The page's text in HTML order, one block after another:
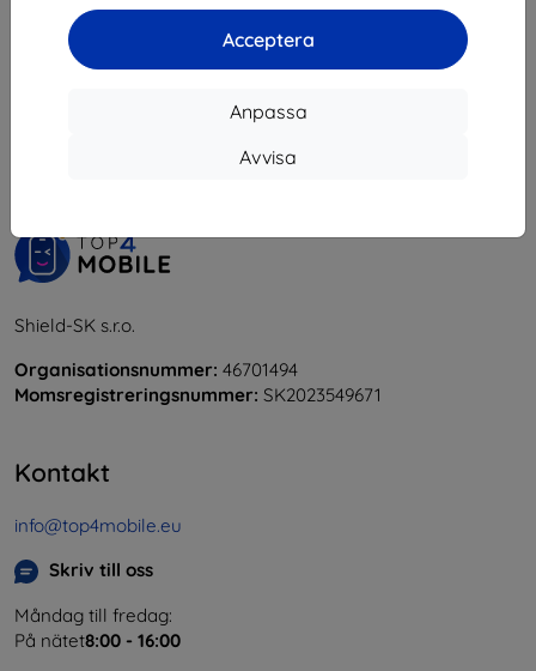
Acceptera
Anpassa
Avvisa
Shield-SK s.r.o.
Organisationsnummer: 46701494
Momsregistreringsnummer: SK2023549671
Kontakt
info@top4mobile.eu
Skriv till oss
Måndag till fredag:
På nätet8:00 - 16:00